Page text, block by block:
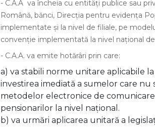
- C.A.A va încheia cu entități publice sau
Română, bănci, Direcția pentru evidența
implementate și la nivel de filiale, pe
convenție implementată la nivel național
- C.A.A. va emite hotărâri prin care:
a) va stabili norme unitare aplicabile
investirea imediată a sumelor care
metodelor electronice de
pensionarilor la nivel național.
b) va urmări aplicarea unitară a